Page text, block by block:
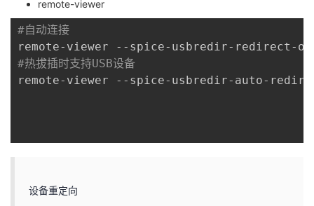
remote-viewer
#自动连接
remote-viewer --spice-usbredir-redirect-
#热拔插时支持USB设备
remote-viewer --spice-usbredir-auto-
设备重定向